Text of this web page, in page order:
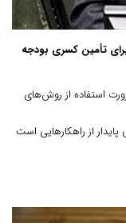
تأمین کسری بودجه
استفاده از روش‌های
از راهکارهایی است